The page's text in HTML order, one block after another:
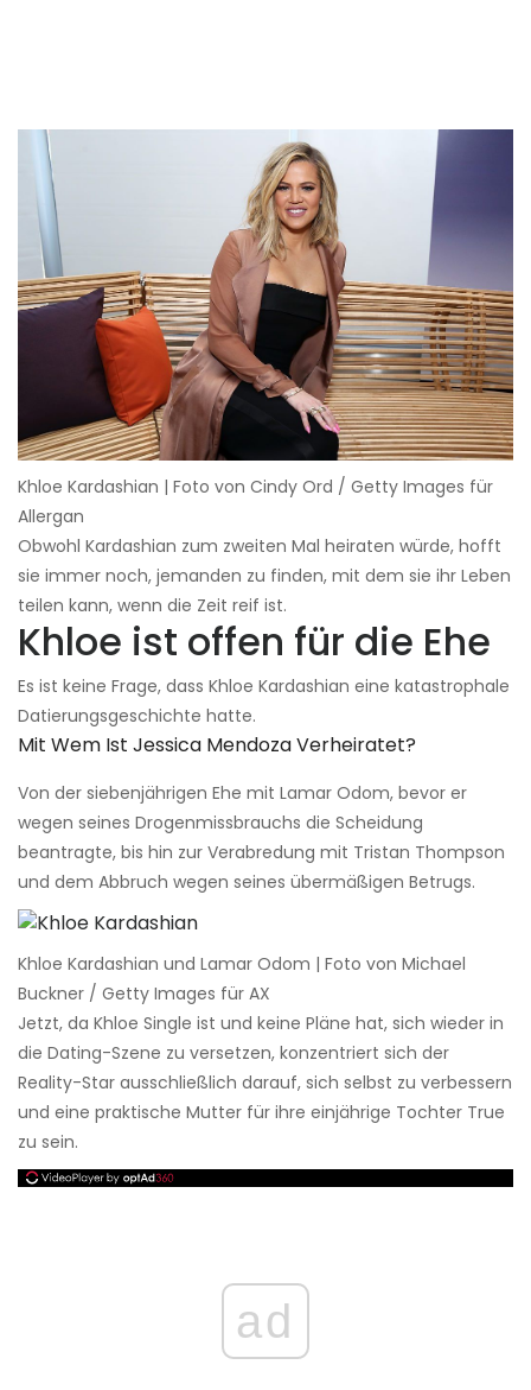
Khloe Kardashian | Foto von Cindy Ord / Getty Images für
Allergan
Obwohl Kardashian zum zweiten Mal heiraten würde, hofft
sie immer noch, jemanden zu finden, mit dem sie ihr Leben
teilen kann, wenn die Zeit reif ist.
Khloe ist offen für die Ehe
Es ist keine Frage, dass Khloe Kardashian eine katastrophale
Datierungsgeschichte hatte.
Mit Wem Ist Jessica Mendoza Verheiratet?
Von der siebenjährigen Ehe mit Lamar Odom, bevor er
wegen seines Drogenmissbrauchs die Scheidung
beantragte, bis hin zur Verabredung mit Tristan Thompson
und dem Abbruch wegen seines übermäßigen Betrugs.
Khloe Kardashian und Lamar Odom | Foto von Michael
Buckner / Getty Images für AX
Jetzt, da Khloe Single ist und keine Pläne hat, sich wieder in
die Dating-Szene zu versetzen, konzentriert sich der
Reality-Star ausschließlich darauf, sich selbst zu verbessern
und eine praktische Mutter für ihre einjährige Tochter True
zu sein.
ad